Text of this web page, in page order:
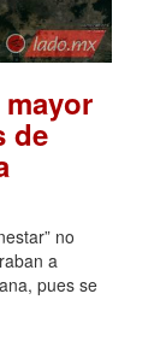
de
no
a
pues se